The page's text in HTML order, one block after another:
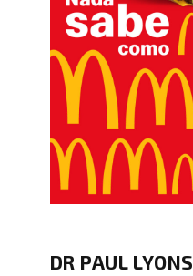
DR PAUL LYONS